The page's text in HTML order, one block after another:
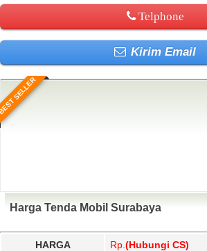
Telphone
Kirim Email
SELLER
Harga Tenda Mobil Surabaya
HARGA Rp. (Hubungi CS)